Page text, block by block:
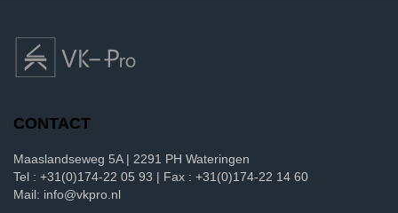
CONTACT
Maaslandseweg 5A | 2291 PH Wateringen
Tel : +31(0)174-22 05 93 | Fax : +31(0)174-22 14 60
Mail: info@vkpro.nl